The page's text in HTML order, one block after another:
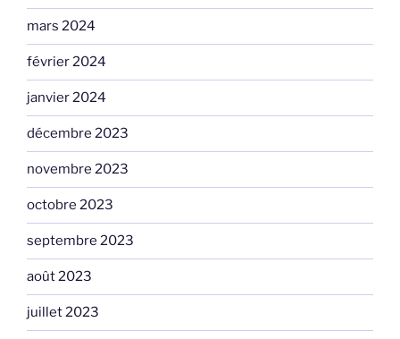
mars 2024
février 2024
janvier 2024
décembre 2023
novembre 2023
octobre 2023
septembre 2023
août 2023
juillet 2023